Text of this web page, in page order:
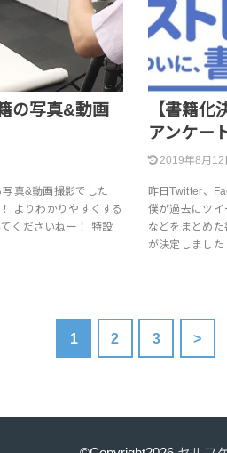
の写真&動画
真&動画撮影でした
よりわかりやすくする
くださいねー！ 特設
【書籍
アンケー
2019年8月12
昨日Twitter、
僕が過去にツ
などをまとめ
が決定しまし
1 2 3 >